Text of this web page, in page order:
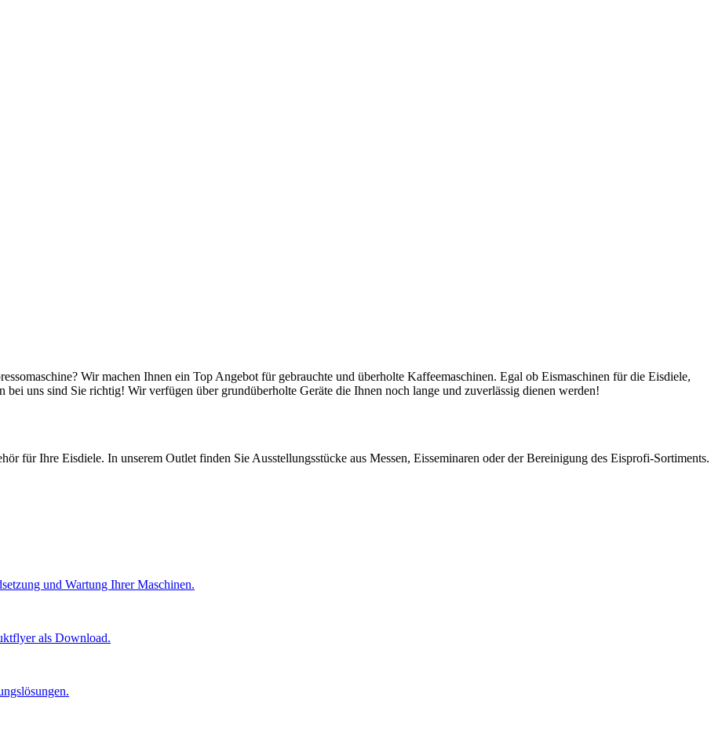
Wir machen Ihnen ein Top Angebot für gebrauchte und überholte Kaffeemaschinen. Egal ob Eismaschinen für die Eisdiele,
bei uns sind Sie richtig! Wir verfügen über grundüberholte Geräte die Ihnen noch lange und zuverlässig dienen werden!
für Ihre Eisdiele. In unserem Outlet finden Sie Ausstellungsstücke aus Messen, Eisseminaren oder der Bereinigung des Eisprofi-Sortiments.
und Wartung Ihrer Maschinen.
als Download.